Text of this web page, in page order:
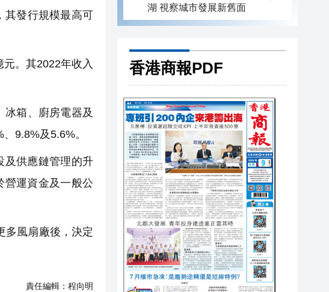
其發行規模最高可
。其2022年收入
箱、廚房電器及
9.8%及5.6%。
及供應鏈管理的升
營運資金及一般公
多風扇廠後，決定
責任編輯： 程向明
湖 視察城市發展新舊面
香港商報PDF